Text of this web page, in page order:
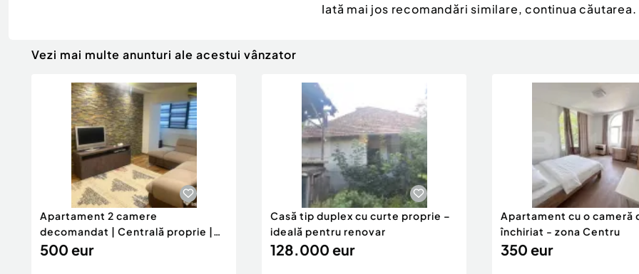
Iată mai jos recomandări similare, continua căutarea.
Vezi mai multe anunturi ale acestui vânzator
Apartament 2 camere
decomandat | Centrală proprie |
60 mp |
500 eur
Casă tip duplex cu curte proprie –
ideală pentru renovar
128.000 eur
Apartament cu o cameră
închiriat - zona Centru
350 eur